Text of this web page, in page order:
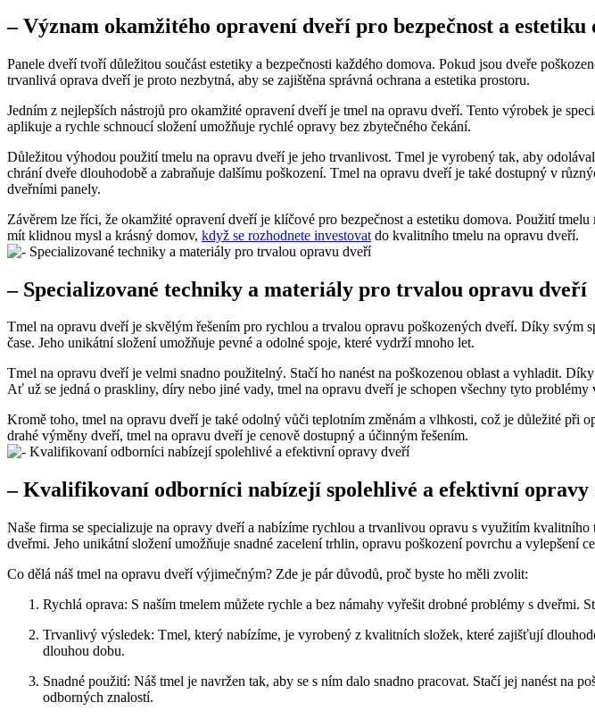
– Význam okamžitého‌ opravení dveří pro bezpečnost a estetiku
Panele dveří tvoří důležitou součást estetiky a bezpečnosti každého domova. Pokud jsou dveře
‌trvanlivá oprava dveří je proto nezbytná, aby se zajištěna​ správná ochrana a estetika prostoru.
Jedním z‌ nejlepších nástrojů pro okamžité opravení dveří je tmel na ‍opravu dveří. Tento ‌výrobek je
aplikuje a rychle schnoucí složení umožňuje ‌rychlé ⁣opravy bez zbytečného‍ čekání.
Důležitou výhodou použití tmelu na opravu dveří je​ jeho ‌trvanlivost.⁣ Tmel je vyrobený⁣ tak, aby
chrání dveře​ dlouhodobě a zabraňuje dalšímu ⁣poškození. Tmel na opravu​ dveří je ‌také dostupný v⁢
dveřními panely.
Závěrem lze říci, že okamžité opravení dveří je klíčové pro bezpečnost a estetiku domova. Použití
mít klidnou mysl a krásný domov, když se rozhodnete investovat do kvalitního‍ tmelu na opravu dveří.
– Specializované techniky ⁣a⁢ materiály pro trvalou opravu dveří
Tmel na opravu ⁣dveří je skvělým řešením pro rychlou a ‍trvalou opravu poškozených dveří. Díky
čase. Jeho unikátní‍ složení umožňuje pevné a ‍odolné spoje, které vydrží ⁤mnoho let.
Tmel na opravu dveří je velmi snadno použitelný. Stačí ho nanést ‌na poškozenou oblast a vyhladit.
Ať už se jedná o praskliny, díry nebo jiné vady, tmel na opravu dveří je schopen všechny tyto
Kromě toho, tmel na opravu dveří je také ‌odolný vůči teplotním změnám a ‌vlhkosti, což‍ je důležité při
drahé výměny dveří, tmel na opravu dveří je⁤ cenově dostupný a účinným⁤ řešením.
– Kvalifikovaní odborníci nabízejí spolehlivé ‍a efektivní opravy
Naše firma se specializuje na⁤ opravy dveří a nabízíme rychlou ⁤a trvanlivou opravu s⁢ využitím
dveřmi. Jeho ‌unikátní složení ​umožňuje snadné zacelení trhlin, opravu poškození povrchu a vylepšení
Co dělá náš tmel na ​opravu dveří výjimečným? ⁢Zde je pár důvodů, proč byste ho měli ⁣zvolit:
Rychlá oprava:⁤ S ⁢naším tmelem⁣ můžete rychle a bez‍ námahy vyřešit drobné ‌problémy s dveřmi.
Trvanlivý výsledek: Tmel, ‍který nabízíme, je ⁢vyrobený z kvalitních složek, které zajišťují
dlouhou dobu.
Snadné použití: Náš tmel je navržen tak, aby se s ním dalo ​snadno pracovat. ‌Stačí jej nanést na
odborných znalostí.